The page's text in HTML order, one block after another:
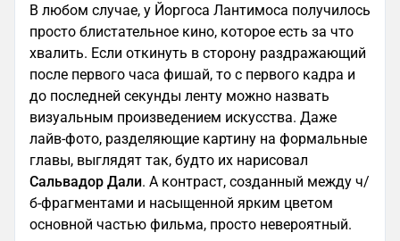
В любом случае, у Йоргоса Лантимоса получилось
просто блистательное кино, которое есть за что
хвалить. Если откинуть в сторону раздражающий
после первого часа фишай, то с первого кадра и
до последней секунды ленту можно назвать
визуальным произведением искусства. Даже
лайв-фото, разделяющие картину на формальные
главы, выглядят так, будто их нарисовал
Сальвадор Дали. А контраст, созданный между ч/
б-фрагментами и насыщенной ярким цветом
основной частью фильма, просто невероятный.